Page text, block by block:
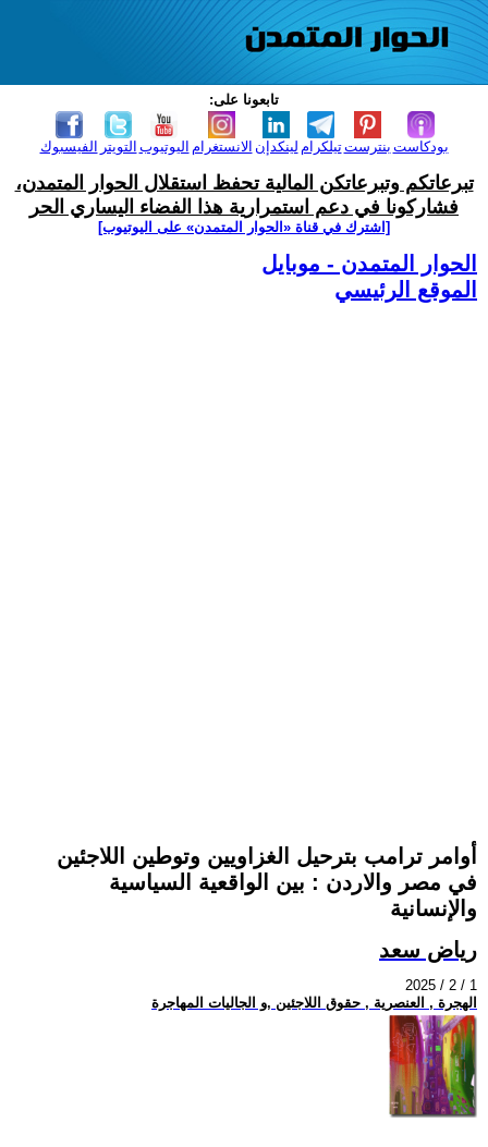
تابعونا على:
الفيسبوك التويتر اليوتيوب الانستغرام لينكدإن تيلكرامبنترست بودكاست
تبرعاتكم وتبرعاتكن المالية تحفظ استقلال الحوار المتمدن،
فشاركونا في دعم استمرارية هذا الفضاء اليساري الحر
[اشترك في قناة ‫«الحوار المتمدن» على اليوتيوب]
الحوار المتمدن - موبايل
الموقع الرئيسي
أوامر ترامب بترحيل الغزاويين وتوطين اللاجئين
في مصر والاردن : بين الواقعية السياسية
والإنسانية
رياض سعد
2025 / 2 / 1
الهجرة , العنصرية , حقوق اللاجئين ,و الجاليات المهاجرة